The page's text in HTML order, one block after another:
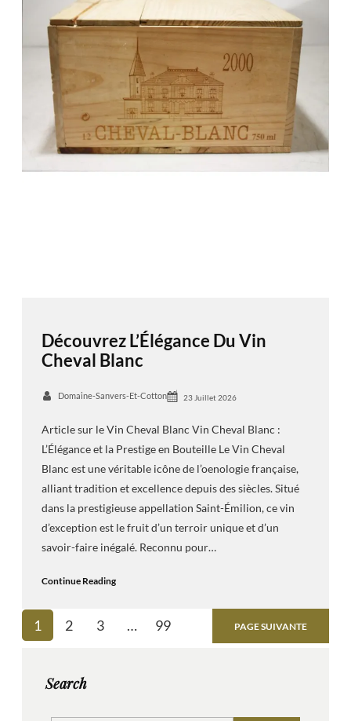
Découvrez L’Élégance Du Vin
Cheval Blanc
Domaine-Sanvers-Et-Cotton 23 Juillet 2026
Article sur le Vin Cheval Blanc Vin Cheval Blanc :
L’Élégance et la Prestige en Bouteille Le Vin Cheval
Blanc est une véritable icône de l’oenologie française,
alliant tradition et excellence depuis des siècles. Situé
dans la prestigieuse appellation Saint-Émilion, ce vin
d’exception est le fruit d’un terroir unique et d’un
savoir-faire inégalé. Reconnu pour…
Continue Reading
1 2 3 … 99 PAGE SUIVANTE
Search